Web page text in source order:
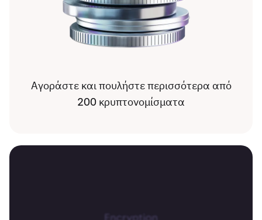
Αγοράστε και πουλήστε περισσότερα από
200 κρυπτονομίσματα